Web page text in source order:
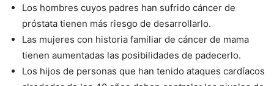
Los hombres cuyos padres han sufrido cáncer de
próstata tienen más riesgo de desarrollarlo.
Las mujeres con historia familiar de cáncer de mama
tienen aumentadas las posibilidades de padecerlo.
Los hijos de personas que han tenido ataques cardíacos